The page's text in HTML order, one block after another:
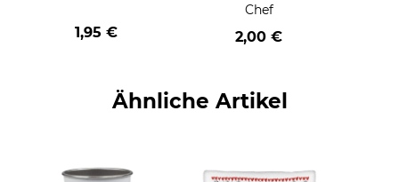
1,95 €
Chef
2,00 €
Ähnliche Artikel